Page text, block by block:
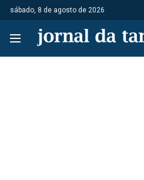
sábado, 8 de agosto de 2026